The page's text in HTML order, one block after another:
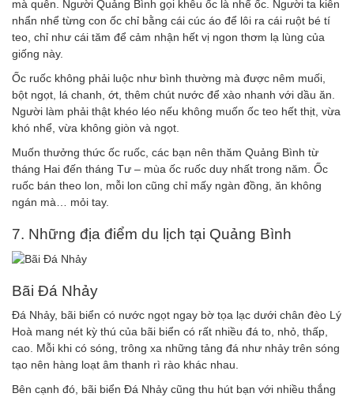
mà quên. Người Quảng Bình gọi khêu ốc là nhể ốc. Người ta kiên
nhẩn nhể từng con ốc chỉ bằng cái cúc áo để lôi ra cái ruột bé tí
teo, chỉ như cái tăm để cảm nhận hết vị ngon thơm lạ lùng của
giống này.
Ốc ruốc không phải luộc như bình thường mà được nêm muối,
bột ngọt, lá chanh, ớt, thêm chút nước để xào nhanh với dầu ăn.
Người làm phải thật khéo léo nếu không muốn ốc teo hết thịt, vừa
khó nhể, vừa không giòn và ngọt.
Muốn thưởng thức ốc ruốc, các bạn nên thăm Quảng Bình từ
tháng Hai đến tháng Tư – mùa ốc ruốc duy nhất trong năm. Ốc
ruốc bán theo lon, mỗi lon cũng chỉ mấy ngàn đồng, ăn không
ngán mà… mỏi tay.
7. Những địa điểm du lịch tại Quảng Bình
Bãi Đá Nhảy
Đá Nhảy, bãi biển có nước ngọt ngay bờ tọa lạc dưới chân đèo Lý
Hoà mang nét kỳ thú của bãi biển có rất nhiều đá to, nhỏ, thấp,
cao. Mỗi khi có sóng, trông xa những tảng đá như nhảy trên sóng
tạo nên hàng loạt âm thanh rì rào khác nhau.
Bên cạnh đó, bãi biển Đá Nhảy cũng thu hút bạn với nhiều thắng